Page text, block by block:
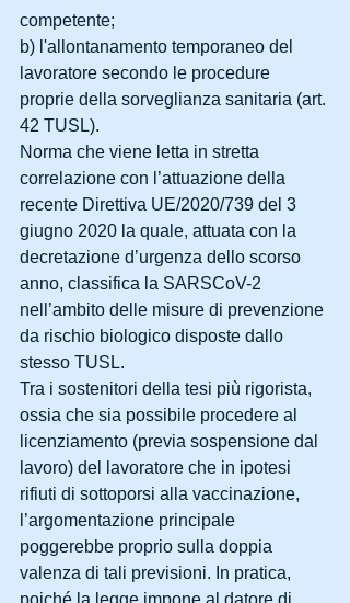
competente;
b) l'allontanamento temporaneo del
lavoratore secondo le procedure
proprie della sorveglianza sanitaria (art.
42 TUSL).
Norma che viene letta in stretta
correlazione con l’attuazione della
recente Direttiva UE/2020/739 del 3
giugno 2020 la quale, attuata con la
decretazione d’urgenza dello scorso
anno, classifica la SARSCoV-2
nell’ambito delle misure di prevenzione
da rischio biologico disposte dallo
stesso TUSL.
Tra i sostenitori della tesi più rigorista,
ossia che sia possibile procedere al
licenziamento (previa sospensione dal
lavoro) del lavoratore che in ipotesi
rifiuti di sottoporsi alla vaccinazione,
l’argomentazione principale
poggerebbe proprio sulla doppia
valenza di tali previsioni. In pratica,